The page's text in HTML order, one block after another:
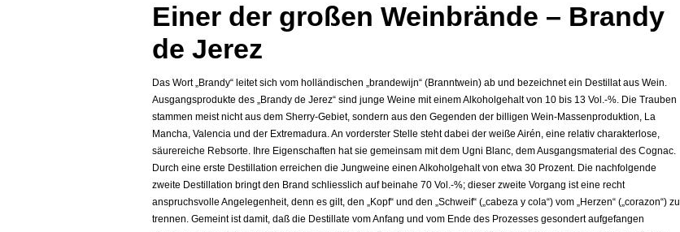
Einer der großen Weinbrände – Brandy
de Jerez
Das Wort „Brandy“ leitet sich vom holländischen „brandewijn“ (Branntwein) ab und bezeichnet ein Destillat aus Wein.
Ausgangsprodukte des „Brandy de Jerez“ sind junge Weine mit einem Alkoholgehalt von 10 bis 13 Vol.-%. Die Trauben
stammen meist nicht aus dem Sherry-Gebiet, sondern aus den Gegenden der billigen Wein-Massenproduktion, La
Mancha, Valencia und der Extremadura. An vorderster Stelle steht dabei der weiße Airén, eine relativ charakterlose,
säurereiche Rebsorte. Ihre Eigenschaften hat sie gemeinsam mit dem Ugni Blanc, dem Ausgangsmaterial des Cognac.
Durch eine erste Destillation erreichen die Jungweine einen Alkoholgehalt von etwa 30 Prozent. Die nachfolgende
zweite Destillation bringt den Brand schliesslich auf beinahe 70 Vol.-%; dieser zweite Vorgang ist eine recht
anspruchsvolle Angelegenheit, denn es gilt, den „Kopf“ und den „Schweif“ („cabeza y cola“) vom „Herzen“ („corazon“) zu
trennen. Gemeint ist damit, daß die Destillate vom Anfang und vom Ende des Prozesses gesondert aufgefangen